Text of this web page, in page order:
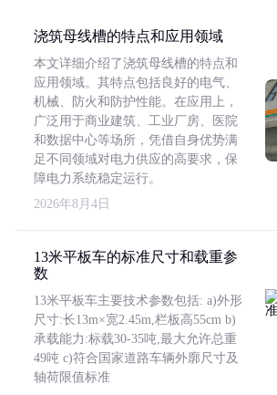
浇筑母线槽的特点和应用领域
本文详细介绍了浇筑母线槽的特点和
应用领域。其特点包括良好的电气、
机械、防火和防护性能。在应用上，
广泛用于商业建筑、工业厂房、医院
和数据中心等场所，凭借自身优势满
足不同领域对电力供应的高要求，保
障电力系统稳定运行。
2026年8月4日
13米平板车的标准尺寸和载重参
数
13米平板车主要技术参数包括: a)外形
尺寸:长13m×宽2.45m,栏板高55cm b)
承载能力:标载30-35吨,最大允许总重
49吨 c)符合国家道路车辆外廓尺寸及
轴荷限值标准